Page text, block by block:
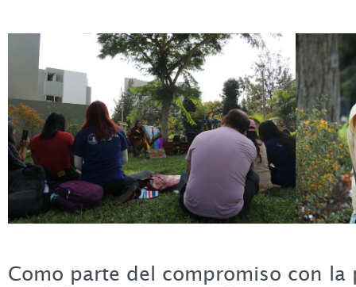
Como parte del compromiso con la